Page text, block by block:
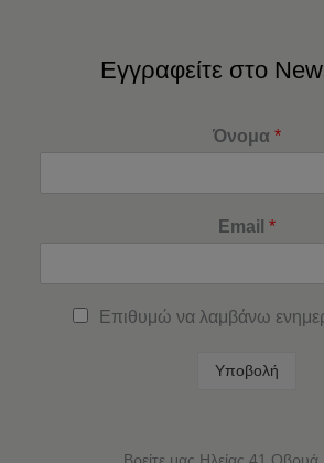
Εγγραφείτε στο
Όνομα *
Email *
Επιθυμώ να λαμβάνω
Υποβολή